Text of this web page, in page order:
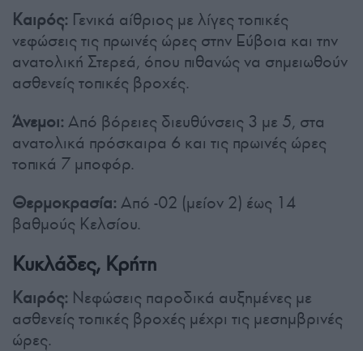
Καιρός: Γενικά αίθριος με λίγες τοπικές
νεφώσεις τις πρωινές ώρες στην Εύβοια και την
ανατολική Στερεά, όπου πιθανώς να σημειωθούν
ασθενείς τοπικές βροχές.
Άνεμοι: Από βόρειες διευθύνσεις 3 με 5, στα
ανατολικά πρόσκαιρα 6 και τις πρωινές ώρες
τοπικά 7 μποφόρ.
Θερμοκρασία: Από -02 (μείον 2) έως 14
βαθμούς Κελσίου.
Κυκλάδες, Κρήτη
Καιρός: Νεφώσεις παροδικά αυξημένες με
ασθενείς τοπικές βροχές μέχρι τις μεσημβρινές
ώρες.